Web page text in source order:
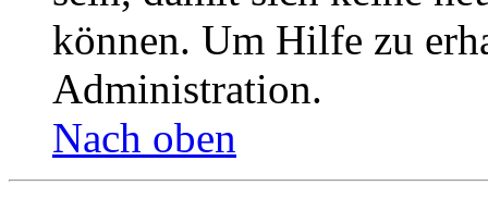
können. Um Hilfe zu
Administration.
Nach oben